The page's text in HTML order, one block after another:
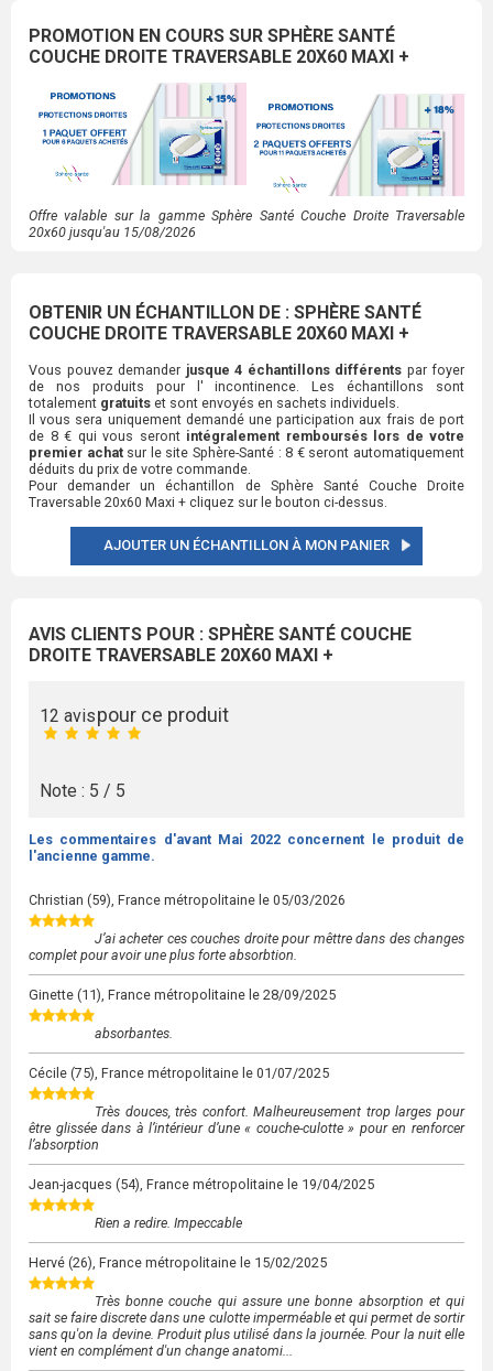
PROMOTION EN COURS SUR SPHÈRE SANTÉ
COUCHE DROITE TRAVERSABLE 20X60 MAXI +
Offre valable sur la gamme Sphère Santé Couche Droite Traversable
20x60 jusqu'au 15/08/2026
OBTENIR UN ÉCHANTILLON DE : SPHÈRE SANTÉ
COUCHE DROITE TRAVERSABLE 20X60 MAXI +
Vous pouvez demander jusque 4 échantillons différents par foyer
de nos produits pour l' incontinence. Les échantillons sont
totalement gratuits et sont envoyés en sachets individuels.
Il vous sera uniquement demandé une participation aux frais de port
de 8 € qui vous seront intégralement remboursés lors de votre
premier achatsur le site Sphère-Santé : 8 € seront automatiquement
déduits du prix de votre commande.
Pour demander un échantillon de Sphère Santé Couche Droite
Traversable 20x60 Maxi + cliquez sur le bouton ci-dessus.
AJOUTER UN ÉCHANTILLON À MON PANIER
AVIS CLIENTS POUR : SPHÈRE SANTÉ COUCHE
DROITE TRAVERSABLE 20X60 MAXI +
12 avispour ce produit
Note : 5 / 5
Les commentaires d'avant Mai 2022 concernent le produit de
l'ancienne gamme.
Christian (59), France métropolitaine le 05/03/2026
J’ai acheter ces couches droite pour mêttre dans des changes
complet pour avoir une plus forte absorbtion.
Ginette (11), France métropolitaine le 28/09/2025
absorbantes.
Cécile (75), France métropolitaine le 01/07/2025
Très douces, très confort. Malheureusement trop larges pour
être glissée dans à l’intérieur d’une « couche-culotte » pour en renforcer
l’absorption
Jean-jacques (54), France métropolitaine le 19/04/2025
Rien a redire. Impeccable
Hervé (26), France métropolitaine le 15/02/2025
Très bonne couche qui assure une bonne absorption et qui
sait se faire discrete dans une culotte imperméable et qui permet de sortir
sans qu'on la devine. Produit plus utilisé dans la journée. Pour la nuit elle
vient en complément d'un change anatomi...